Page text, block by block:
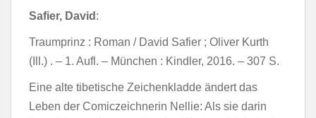
Safier, David :
Traumprinz : Roman / David Safier ; Oliver Kurth
(Ill.) . – 1. Aufl. – München : Kindler, 2016. – 307 S.
Eine alte tibetische Zeichenkladde ändert das
Leben der Comiczeichnerin Nellie: Als sie darin